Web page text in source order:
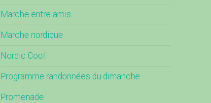
Marche entre amis
Marche nordique
Nordic Cool
Programme randonnées du dimanche
Promenade